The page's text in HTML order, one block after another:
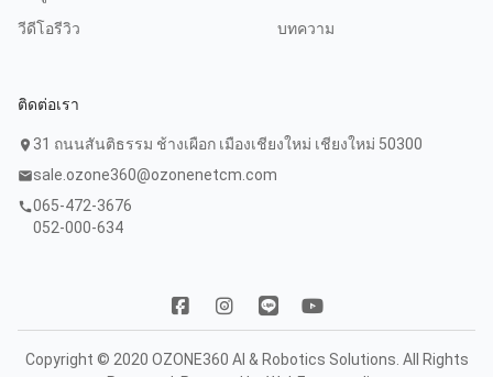
วีดีโอรีวิว
บทความ
ติดต่อเรา
location_on 31 ถนนสันติธรรม ช้างเผือก เมืองเชียงใหม่ เชียงใหม่ 50300
mailsale.ozone360@ozonenetcm.com
call065-472-3676
052-000-634
Copyright © 2020 OZONE360 AI & Robotics Solutions. All Rights